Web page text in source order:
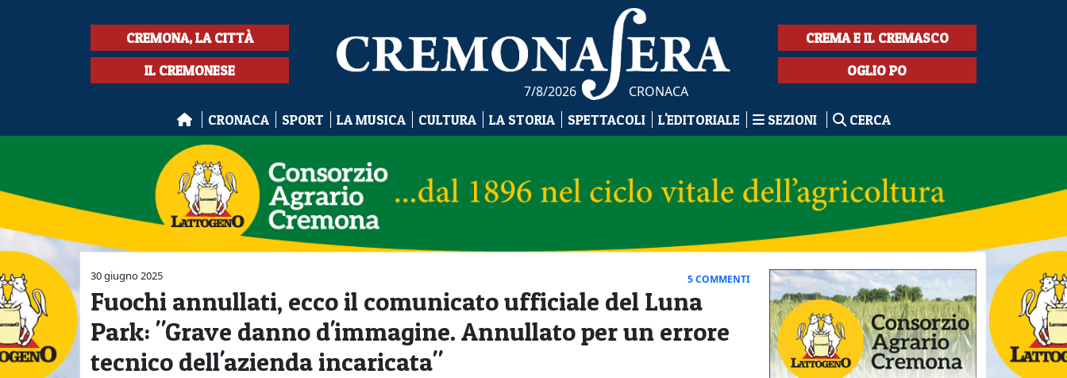
CREMONA, LA CITTÀ
IL CREMONESE
7/8/2026 CRONACA
CREMA E IL CREMASCO
OGLIO PO
CRONACA SPORT LA MUSICA CULTURA LA STORIA SPETTACOLI L'EDITORIALE SEZIONI CERCA
30 giugno 2025 5 COMMENTI
Fuochi annullati, ecco il comunicato ufficiale del Luna
Park: "Grave danno d'immagine. Annullato per un errore
tecnico dell'azienda incaricata"